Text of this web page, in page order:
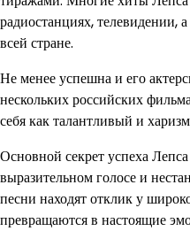
радиостанциях, телевидении,
всей стране.
Не менее успешна и его
нескольких российских
себя как талантливый и
Основной секрет успеха Лепса
выразительном голосе и
песни находят отклик у
превращаются в настоящие